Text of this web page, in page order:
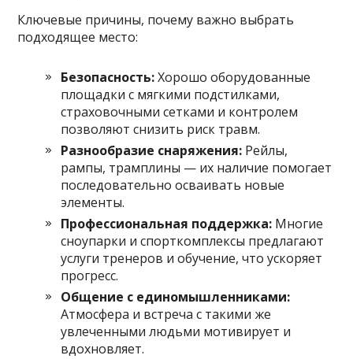
Ключевые причины, почему важно выбрать
подходящее место:
Безопасность:Хорошо оборудованные
площадки с мягкими подстилками,
страховочными сетками и контролем
позволяют снизить риск травм.
Разнообразие снаряжения: Рейлы,
рампы, трамплины — их наличие помогает
последовательно осваивать новые
элементы.
Профессиональная поддержка: Многие
сноупарки и спорткомплексы предлагают
услуги тренеров и обучение, что ускоряет
прогресс.
Общение с единомышленниками:
Атмосфера и встреча с такими же
увлеченными людьми мотивирует и
вдохновляет.